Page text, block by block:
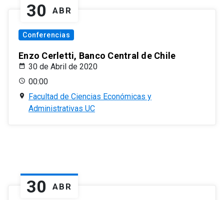
30 ABR
Conferencias
Enzo Cerletti, Banco Central de Chile
30 de Abril de 2020
00:00
Facultad de Ciencias Económicas y
Administrativas UC
30 ABR